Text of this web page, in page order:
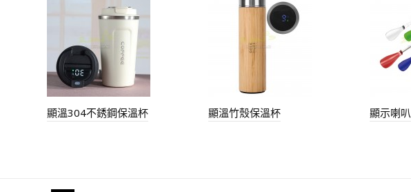
顯溫304不銹鋼保溫杯 顯溫竹殼保溫杯 顯示喇叭